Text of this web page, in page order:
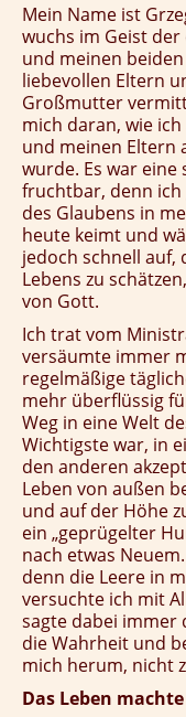
Mein Name ist
wuchs im Geist
und meinen
liebevollen Eltern
Großmutter
mich daran, wie
und meinen Eltern
wurde. Es war
fruchtbar, denn ich
des Glaubens in
heute keimt und
jedoch schnell auf,
Lebens zu
von Gott.
Ich trat vom
versäumte immer
regelmäßige
mehr überflüssig
Weg in eine Welt
Wichtigste war, in
den anderen
Leben von außen
und auf der Höhe
ein „geprügelter
nach etwas
denn die Leere in
versuchte ich mit
sagte dabei immer
die Wahrheit und
mich herum, nicht
Das Leben